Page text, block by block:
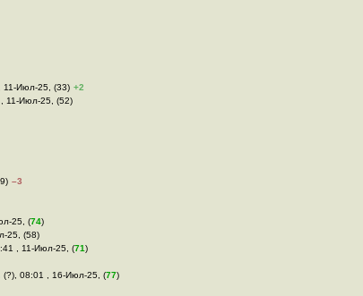
11-Июл-25, (33) +2
11-Июл-25, (52)
–3
25, (74)
25, (58)
, 11-Июл-25, (71)
(?), 08:01 , 16-Июл-25, (77)